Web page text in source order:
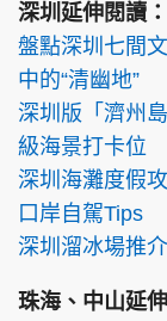
深圳延伸閱讀：
盤點深圳七間
中的“清幽地”
深圳版「濟州
級海景打卡位
深圳海灘度假
口岸自駕Tips
深圳溜冰場推
珠海、中山延